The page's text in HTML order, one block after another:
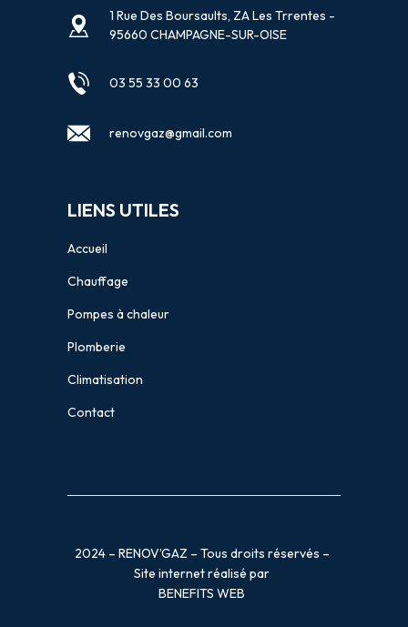
1 Rue Des Boursaults, ZA Les Trrentes -
95660 CHAMPAGNE-SUR-OISE
03 55 33 00 63
renovgaz@gmail.com
LIENS UTILES
Accueil
Chauffage
Pompes à chaleur
Plomberie
Climatisation
Contact
2024 – RENOV’GAZ – Tous droits réservés –
Site internet réalisé par
BENEFITS WEB